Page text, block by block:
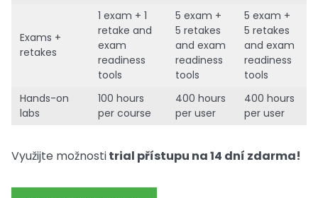
Exams +
retakes
1 exam + 1
retake and
exam
readiness
tools
5 exam +
5 retakes
and exam
readiness
tools
5 exam +
5 retakes
and exam
readiness
tools
Hands-on
labs
100 hours
per course
400 hours
per user
400 hours
per user
Využijte možnostitrial přístupu na 14 dní zdarma!